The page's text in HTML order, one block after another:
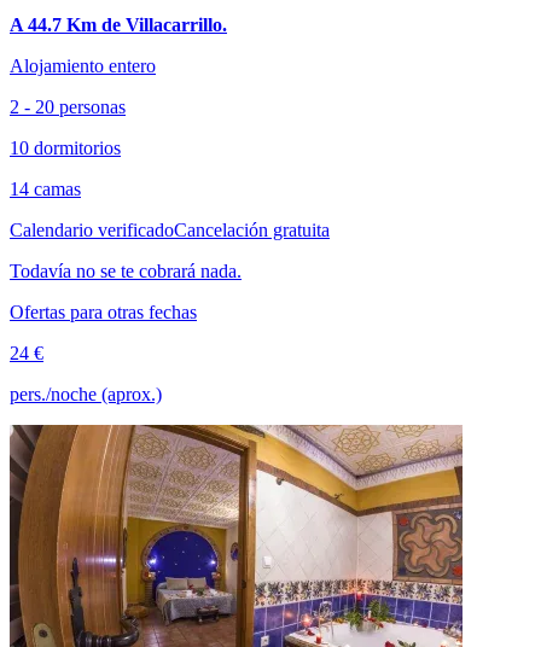
A 44.7 Km de Villacarrillo.
Alojamiento entero
2 - 20 personas
10 dormitorios
14 camas
Calendario verificadoCancelación gratuita
Todavía no se te cobrará nada.
Ofertas para otras fechas
24 €
pers./noche (aprox.)